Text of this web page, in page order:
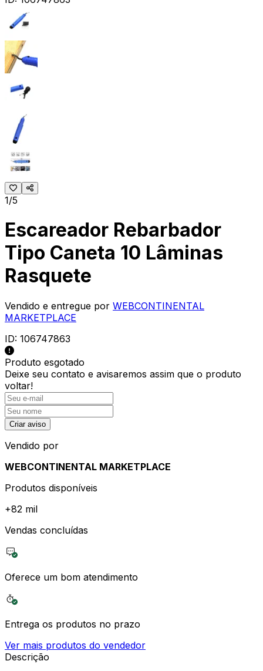
1/5
Escareador Rebarbador
Tipo Caneta 10 Lâminas
Rasquete
Vendido e entregue por WEBCONTINENTAL
MARKETPLACE
ID: 106747863
Produto esgotado
Deixe seu contato e avisaremos assim que o produto
voltar!
Criar aviso
Vendido por
WEBCONTINENTAL MARKETPLACE
Produtos disponíveis
+82 mil
Vendas concluídas
Oferece um bom atendimento
Entrega os produtos no prazo
Ver mais produtos do vendedor
Descrição